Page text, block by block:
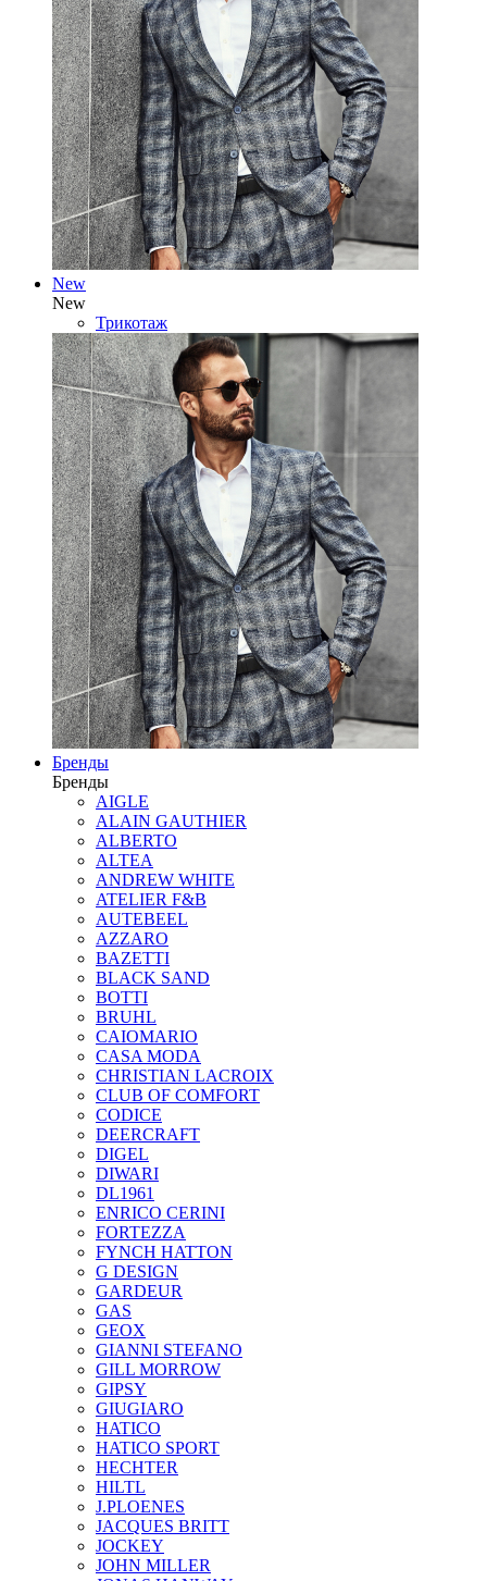
New
New
Трикотаж
Бренды
Бренды
AIGLE
ALAIN GAUTHIER
ALBERTO
ALTEA
ANDREW WHITE
ATELIER F&B
AUTEBEEL
AZZARO
BAZETTI
BLACK SAND
BOTTI
BRUHL
CAIOMARIO
CASA MODA
CHRISTIAN LACROIX
CLUB OF COMFORT
CODICE
DEERCRAFT
DIGEL
DIWARI
DL1961
ENRICO CERINI
FORTEZZA
FYNCH HATTON
G DESIGN
GARDEUR
GAS
GEOX
GIANNI STEFANO
GILL MORROW
GIPSY
GIUGIARO
HATICO
HATICO SPORT
HECHTER
HILTL
J.PLOENES
JAСQUES BRITT
JOCKEY
JOHN MILLER